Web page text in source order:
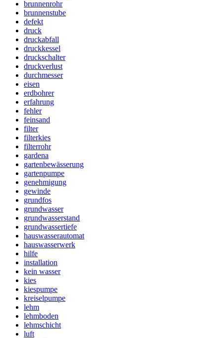
brunnenrohr
brunnenstube
defekt
druck
druckabfall
druckkessel
druckschalter
druckverlust
durchmesser
eisen
erdbohrer
erfahrung
fehler
feinsand
filter
filterkies
filterrohr
gardena
gartenbewässerung
gartenpumpe
genehmigung
gewinde
grundfos
grundwasser
grundwasserstand
grundwassertiefe
hauswasserautomat
hauswasserwerk
hilfe
installation
kein wasser
kies
kiespumpe
kreiselpumpe
lehm
lehmboden
lehmschicht
luft